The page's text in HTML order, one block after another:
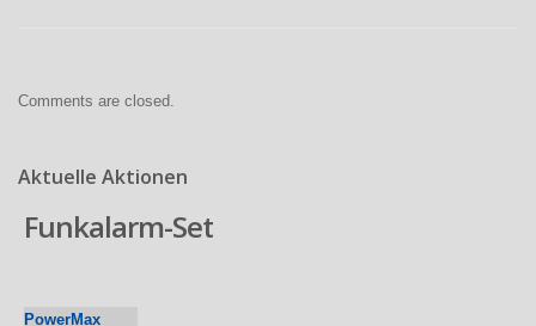
Comments are closed.
Aktuelle Aktionen
Funkalarm-Set
PowerMax